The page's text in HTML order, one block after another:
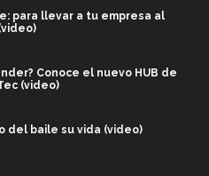
para llevar a tu empresa al
Conoce el nuevo HUB de
(video)
del baile su vida (video)